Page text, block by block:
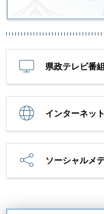
県政テレビ番組
インターネッ
ソーシャルメ